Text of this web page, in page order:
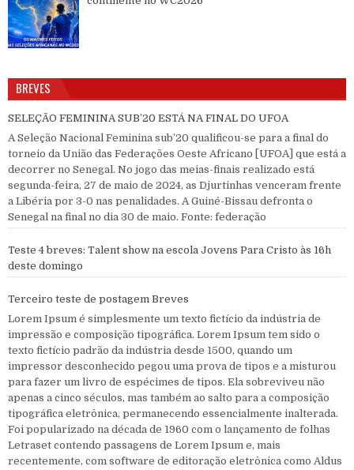
BREVES
SELEÇÃO FEMININA SUB’20 ESTÁ NA FINAL DO UFOA
A Seleção Nacional Feminina sub’20 qualificou-se para a final do
torneio da União das Federações Oeste Africano [UFOA] que está a
decorrer no Senegal. No jogo das meias-finais realizado está
segunda-feira, 27 de maio de 2024, as Djurtinhas venceram frente
a Libéria por 3-0 nas penalidades. A Guiné-Bissau defronta o
Senegal na final no dia 30 de maio. Fonte: federação
Teste 4 breves: Talent show na escola Jovens Para Cristo às 16h
deste domingo
Terceiro teste de postagem Breves
Lorem Ipsum é simplesmente um texto fictício da indústria de
impressão e composição tipográfica. Lorem Ipsum tem sido o
texto fictício padrão da indústria desde 1500, quando um
impressor desconhecido pegou uma prova de tipos e a misturou
para fazer um livro de espécimes de tipos. Ela sobreviveu não
apenas a cinco séculos, mas também ao salto para a composição
tipográfica eletrônica, permanecendo essencialmente inalterada.
Foi popularizado na década de 1960 com o lançamento de folhas
Letraset contendo passagens de Lorem Ipsum e, mais
recentemente, com software de editoração eletrônica como Aldus